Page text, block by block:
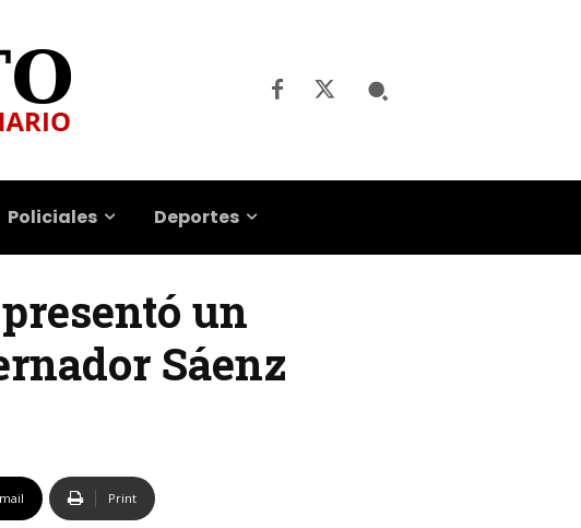
Policiales Deportes
un
Sáenz
Print